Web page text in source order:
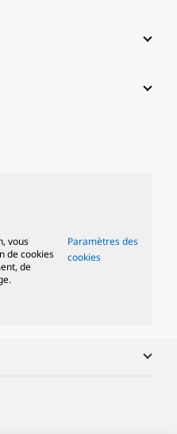
vous
de cookies
de
Paramètres des
cookies